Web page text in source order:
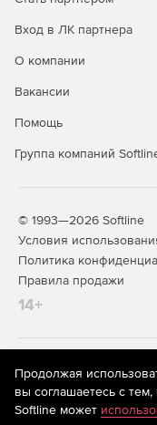
Вход в ЛК партнера
О компании
Вакансии
Помощь
Группа компаний
© 1993—2026 Softline
Условия
Политика
Правила продажи
14+
На информационном
рекомендательные
предоставления
систематизации и
Продолжая
вы соглашаетесь с
Softline может